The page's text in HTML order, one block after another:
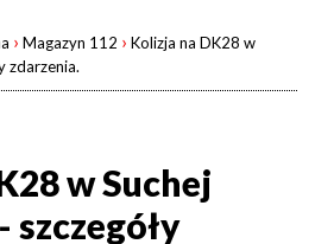
› Magazyn 112 › Kolizja na DK28 w
zdarzenia.
w Suchej
szczegóły